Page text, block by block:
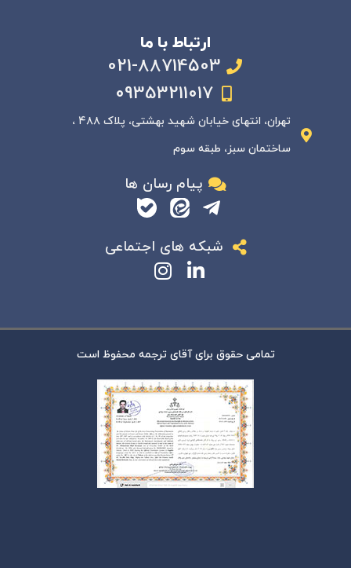
ارتباط با ما
021-88714503
09353211017
تهران، انتهای خیابان شهید بهشتی، پلاک ۴۸۸ ،
ساختمان سبز، طبقه سوم
پیام رسان ها
شبکه های اجتماعی
تمامی حقوق برای آقای ترجمه محفوظ است